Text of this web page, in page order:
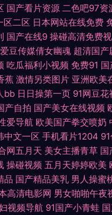
玖玖 精品蜜桃9199 2026在线
亚洲3级AV 91视频免费网站 超
品 人妻玖玖 五月天青青草 51香
熟妇视频91 91免费看网站 草草
超碰 午夜福利色av 91蜜桃麻豆
日日夜夜看毛片 在线观看成人网
97 亚洲色97 91作爱 国产中出在
国产看片资源 二色吧97资
区二区 日本网站在线免费
国产在线9 操碰高清免费
爱豆传媒倩女幽魂 超清国产
吃瓜福利小视频 免费91 国
蕉 激情另类图片 亚洲欧美
bb 日日操第一页 91网豆花
产自拍 国产美女在线视频
爱导航 欧美国产拳交喷奶
中文一区 手机看片1204
网五月天 美女主播青草 国
操碰视频 五月天婷婷欧美
品 国产精品美乳 男人操蜜
高清电影网 男女啪啪午夜
视频导航 91国产小青蛙